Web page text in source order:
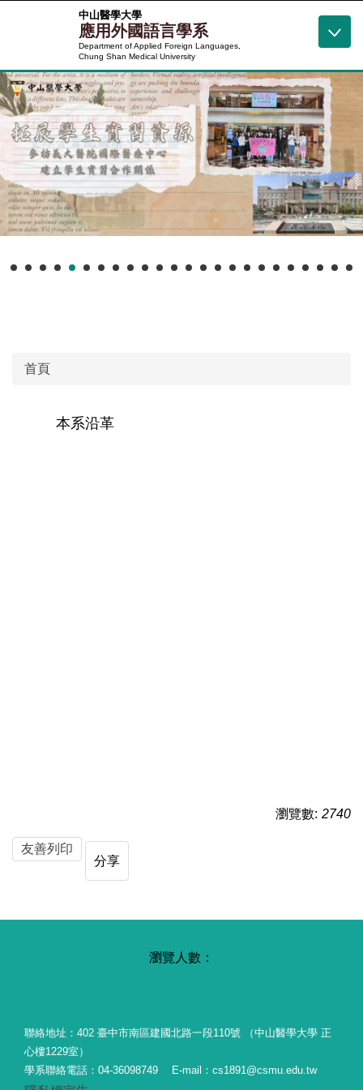
要
內
容
區
中山醫學大學
應用外國語言學系
Department of Applied Foreign Languages,
Chung Shan Medical University
首頁
本系沿革
瀏覽數: 2740
友善列印
分享
聯絡地址：402 臺中市南區建國北路一段110號 （中山醫學大學 正
心樓1229室）
學系聯絡電話：04-36098749 E-mail：cs1891@csmu.edu.tw